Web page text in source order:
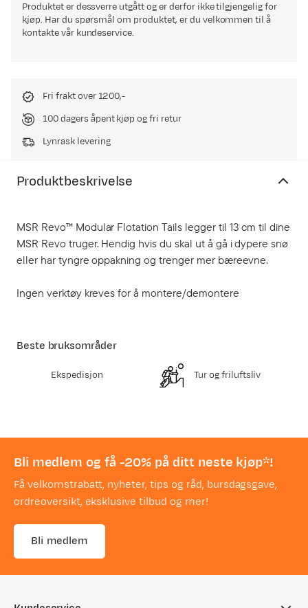
Produktet er dessverre utgått og er derfor ikke tilgjengelig for
kjøp. Har du spørsmål om produktet, er du velkommen til å
kontakte vår kundeservice.
Fri frakt over 1200,-
100 dagers åpent kjøp og fri retur
Lynrask levering
Produktbeskrivelse
MSR Revo™ Modular Flotation Tails legger til 13 cm til dine
MSR Revo truger. Hendig hvis du skal ut å gå i dypere snø
eller har tyngre oppakning og trenger mer bæreevne.
Ingen verktøy kreves for å montere/demontere
Beste bruksområder
Ekspedisjon Tur og friluftsliv
Bli medlem og få -20% på ditt neste kjøp*!
Få velkomstrabatt, nyheter, tips og råd, bursdagsgave,
ordreoversikt, eksklusive tilbud og mer!
Bli medlem